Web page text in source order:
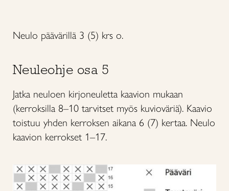
Neulo päävärillä 3 (5) krs o.
Neuleohje osa 5
Jatka neuloen kirjoneuletta kaavion mukaan
(kerroksilla 8–10 tarvitset myös kuvioväriä). Kaavio
toistuu yhden kerroksen aikana 6 (7) kertaa. Neulo
kaavion kerrokset 1–17.